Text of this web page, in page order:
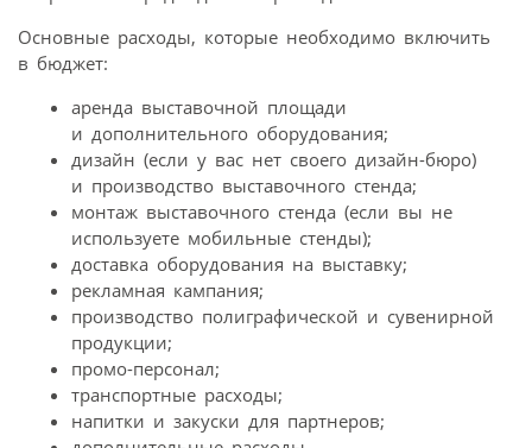
Основные расходы, которые необходимо включить
в бюджет:
аренда выставочной площади
и дополнительного оборудования;
дизайн (если у вас нет своего дизайн-бюро)
и производство выставочного стенда;
монтаж выставочного стенда (если вы не
используете мобильные стенды);
доставка оборудования на выставку;
рекламная кампания;
производство полиграфической и сувенирной
продукции;
промо-персонал;
транспортные расходы;
напитки и закуски для партнеров;